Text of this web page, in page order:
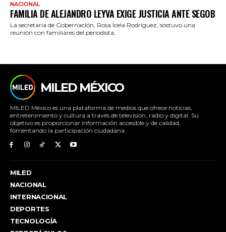
NACIONAL
FAMILIA DE ALEJANDRO LEYVA EXIGE JUSTICIA ANTE SEGOB
La secretaria de Gobernación, Rosa Icela Rodríguez, sostuvo una
reunión con familiares del periodista...
MILED MÉXICO
MILED México es una plataforma de medios que ofrece noticias,
entretenimiento y cultura a través de televisión, radio y digital. Su
objetivo es proporcionar información accesible y de calidad,
fomentando la participación ciudadana.
MILED
NACIONAL
INTERNACIONAL
DEPORTES
TECNOLOGÍA